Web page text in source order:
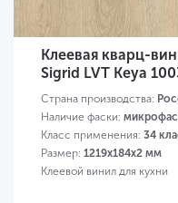
Клеевая кварц-
Sigrid LVT Keya
Страна производства:
Наличие фаски:
Класс применения: 34
Размер: 1219х184х2 мм
Клеевой винил для кухни